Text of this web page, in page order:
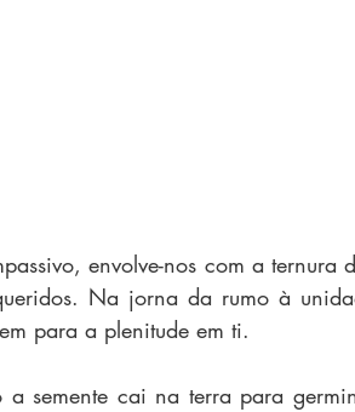
envolve-nos com a
Na jorna da rumo à
para a plenitude em ti.
a semente cai na terra para